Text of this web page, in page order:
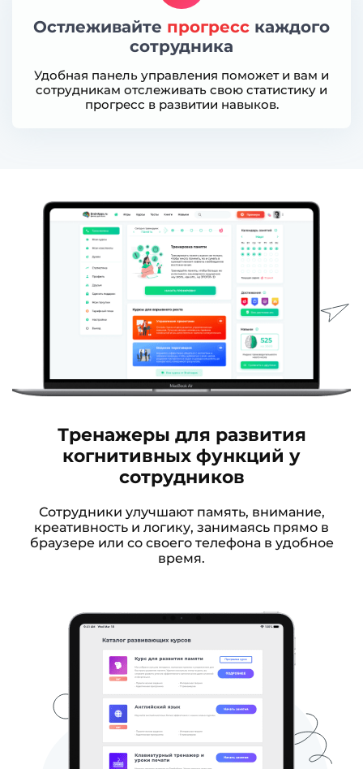
Остлеживайте прогресс каждого
сотрудника
Удобная панель управления поможет и вам и
сотрудникам отслеживать свою статистику и
прогресс в развитии навыков.
Тренажеры для развития
когнитивных функций у
сотрудников
Сотрудники улучшают память, внимание,
креативность и логику, занимаясь прямо в
браузере или со своего телефона в удобное
время.